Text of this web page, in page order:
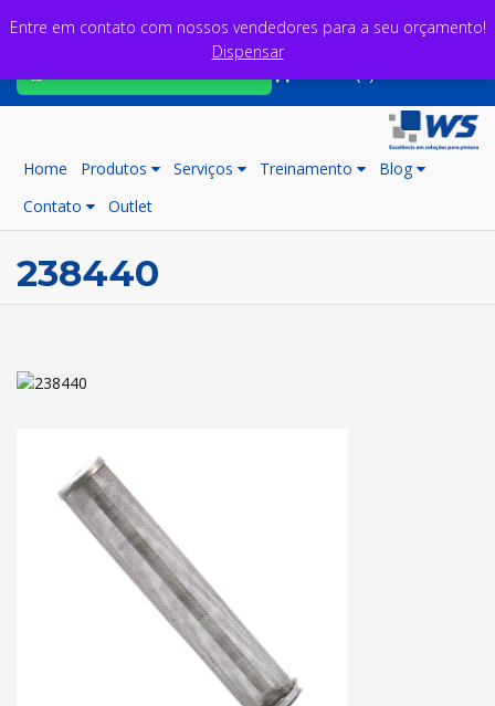
Home Produtos Serviços Treinamento
Blog
Contato
Outlet
238440
Entre em contato com nossos vendedores para a seu orçamento!
Dispensar